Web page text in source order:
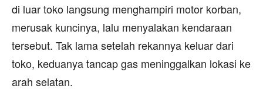
di luar toko langsung menghampiri motor korban,
merusak kuncinya, lalu menyalakan kendaraan
tersebut. Tak lama setelah rekannya keluar dari
toko, keduanya tancap gas meninggalkan lokasi ke
arah selatan.